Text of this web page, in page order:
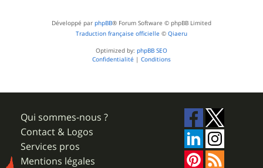
Développé par phpBB® Forum Software © phpBB Limited
Traduction française officielle © Qiaeru
Optimized by: phpBB SEO
Confidentialité | Conditions
Qui sommes-nous ?
Contact & Logos
Services pros
Mentions légales